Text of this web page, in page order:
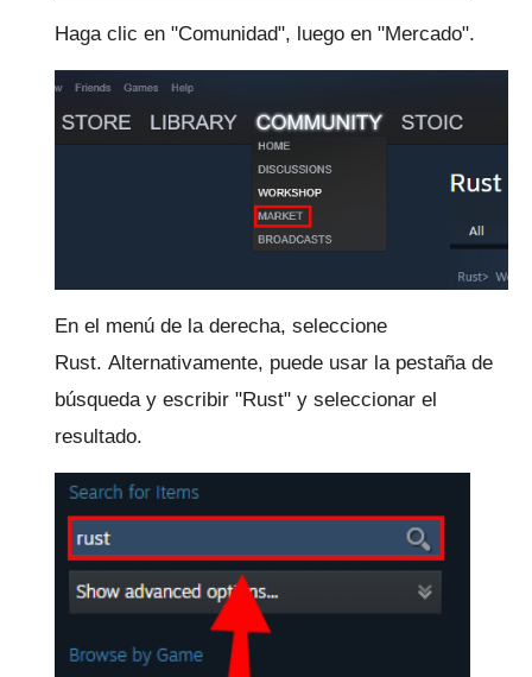
Haga clic en "Comunidad", luego en "Mercado".
En el menú de la derecha, seleccione
Rust. Alternativamente, puede usar la pestaña de
búsqueda y escribir "Rust" y seleccionar el
resultado.